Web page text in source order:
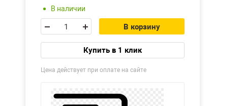
В наличии
В корзину
Купить в 1 клик
Цена действует при оплате на сайте